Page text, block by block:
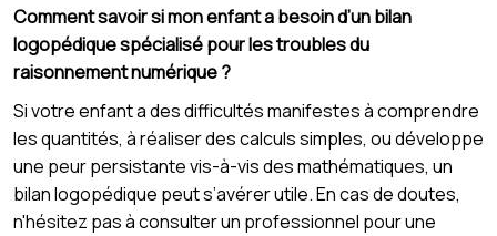
Comment savoir si mon enfant a besoin d’un bilan
logopédique spécialisé pour les troubles du
raisonnement numérique ?
Si votre enfant a des difficultés manifestes à comprendre
les quantités, à réaliser des calculs simples, ou développe
une peur persistante vis-à-vis des mathématiques, un
bilan logopédique peut s’avérer utile. En cas de doutes,
n'hésitez pas à consulter un professionnel pour une